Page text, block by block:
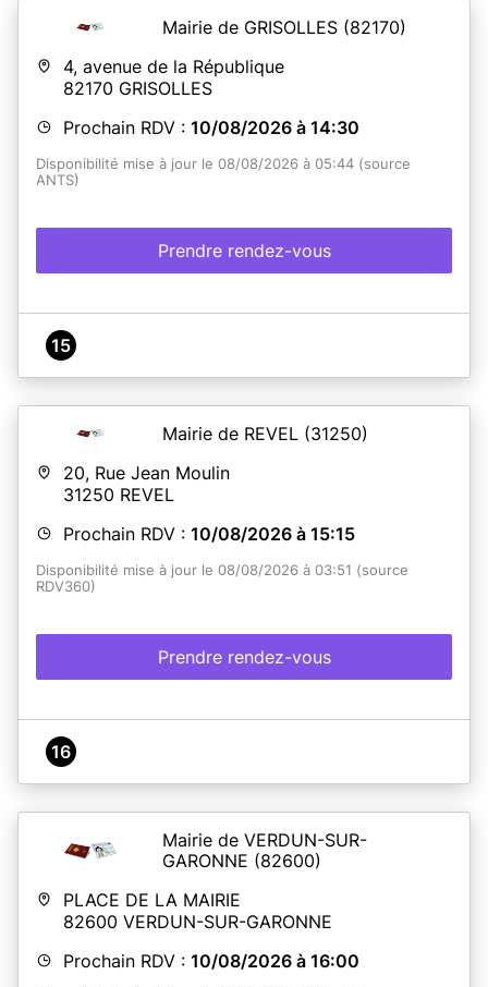
Mairie de GRISOLLES (82170)
4, avenue de la République
82170 GRISOLLES
Prochain RDV : 10/08/2026 à 14:30
Disponibilité mise à jour le 08/08/2026 à 05:44 (source
ANTS)
Prendre rendez-vous
15
Mairie de REVEL (31250)
20, Rue Jean Moulin
31250 REVEL
Prochain RDV : 10/08/2026 à 15:15
Disponibilité mise à jour le 08/08/2026 à 03:51 (source
RDV360)
Prendre rendez-vous
16
Mairie de VERDUN-SUR-
GARONNE (82600)
PLACE DE LA MAIRIE
82600 VERDUN-SUR-GARONNE
Prochain RDV : 10/08/2026 à 16:00